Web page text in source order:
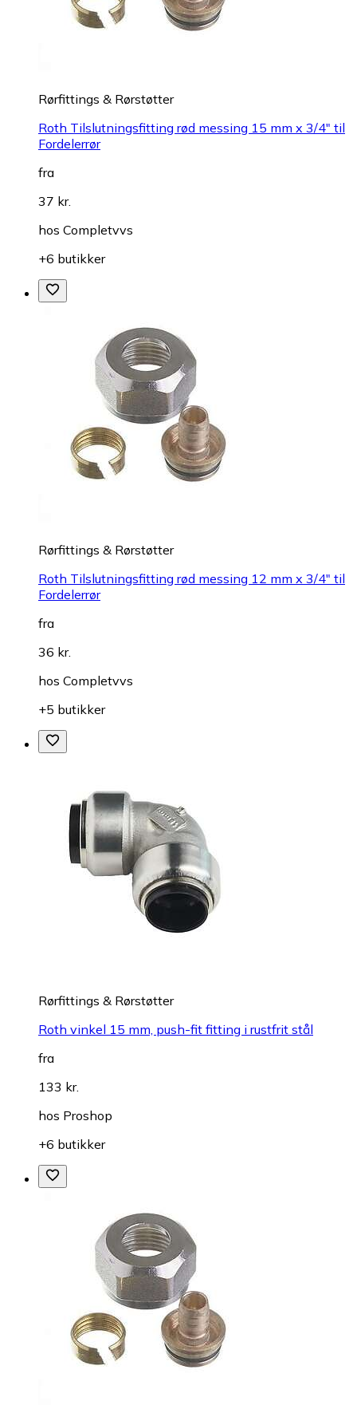
Rørfittings & Rørstøtter
Roth Tilslutningsfitting rød messing 15 mm x 3/4" til
Fordelerrør
fra
37 kr.
hos Completvvs
+6 butikker
Rørfittings & Rørstøtter
Roth Tilslutningsfitting rød messing 12 mm x 3/4" til
Fordelerrør
fra
36 kr.
hos Completvvs
+5 butikker
Rørfittings & Rørstøtter
Roth vinkel 15 mm, push-fit fitting i rustfrit stål
fra
133 kr.
hos Proshop
+6 butikker